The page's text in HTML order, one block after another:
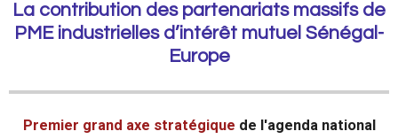
La contribution des partenariats massifs de
PME industrielles d’intérêt mutuel Sénégal-
Europe
Premier grand axe stratégique de l'agenda national